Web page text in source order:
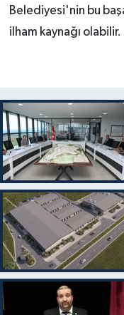
Belediyesi'nin bu
ilham kaynağı olabilir.